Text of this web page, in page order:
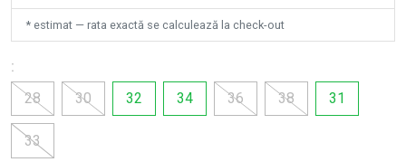
* estimat — rata exactă se calculează la check-out
:
28
30 32 34 36 38 31
33